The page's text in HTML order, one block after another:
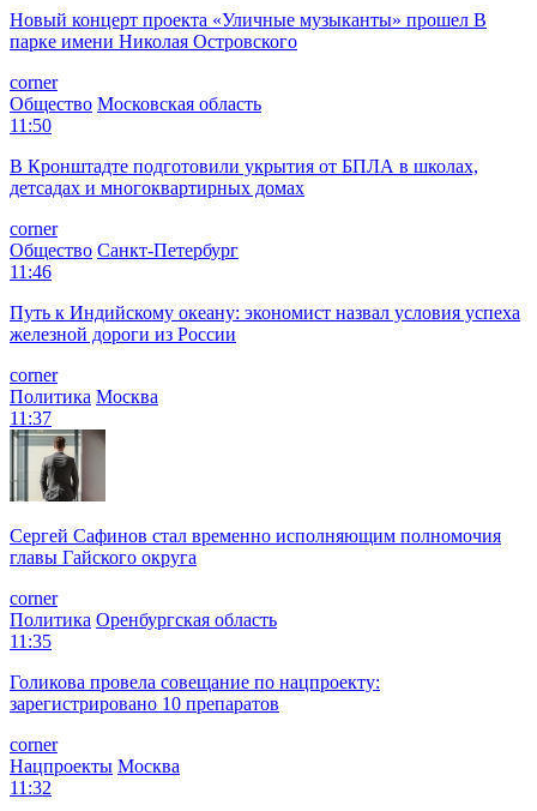
Новый концерт проекта «Уличные музыканты» прошел В
парке имени Николая Островского
corner
Общество Московская область
11:50
В Кронштадте подготовили укрытия от БПЛА в школах,
детсадах и многоквартирных домах
corner
Общество Санкт-Петербург
11:46
Путь к Индийскому океану: экономист назвал условия успеха
железной дороги из России
corner
Политика Москва
11:37
Сергей Сафинов стал временно исполняющим полномочия
главы Гайского округа
corner
Политика Оренбургская область
11:35
Голикова провела совещание по нацпроекту:
зарегистрировано 10 препаратов
corner
Нацпроекты Москва
11:32